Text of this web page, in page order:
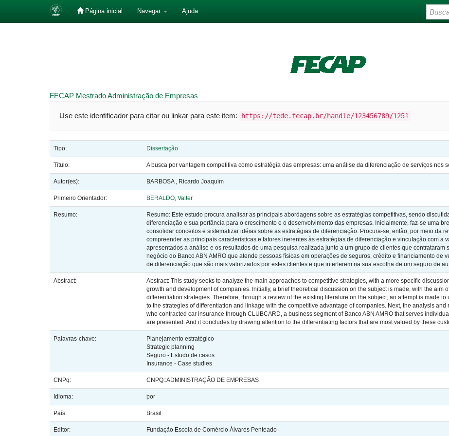
Página inicial Navegar Ajuda
FECAP MestradoAdministração de Empresas
Use este identificador para citar ou linkar para este item: https://tede.fecap.br/handle/123456789/1251
Tipo: Dissertação
Título: A busca por vantagem competitiva como estratégia das empresas: uma análise da diferenciação de serviços nos
Autor(es): BARBOSA , Ricardo Joaquim
Primeiro Orientador: BERALDO, Valter
Resumo:
Resumo: Este estudo procura analisar as principais abordagens sobre as estratégias competitivas, sendo
diferenciação e sua portância para o crescimento e o desenvolvimento das empresas. Inicialmente, faz-se uma
consolidar conceitos e sistematizar idéias sobre as estratégias de diferenciação. Procura-se, então, por meio da
compreender as principais características e fatores inerentes às estratégias de diferenciação e vincuIação com a
apresentados a análise e os resultados de uma pesquisa realizada junto a um grupo de clientes que
negócio do Banco ABN AMRO que atende pessoas físicas em operações de seguros, crédito e financiamento de
de diferenciação que são mais valorizados por estes clientes e que interferem na sua escolha de um seguro de
Abstract:
Abstract: This study seeks to analyze the main approaches to competitive strategies, with a more specific
growth and development of companies. Initially, a brief theoretical discussion on the subject is made, with the aim
differentiation strategies. Therefore, through a review of the existing literature on the subject, an attempt is made
to the strategies of differentiation and linkage with the competitive advantage of companies. Next, the analysis
who contracted car insurance through CLUBCARD, a business segment of Banco ABN AMRO that serves
are presented. And it concludes by drawing attention to the differentiating factors that are most valued by these
Palavras-chave:
Planejamento estratégico
Strategic planning
Seguro - Estudo de casos
Insurance - Case studies
CNPq: CNPQ::ADMINISTRAÇÃO DE EMPRESAS
Idioma: por
País: Brasil
Editor: Fundação Escola de Comércio Álvares Penteado